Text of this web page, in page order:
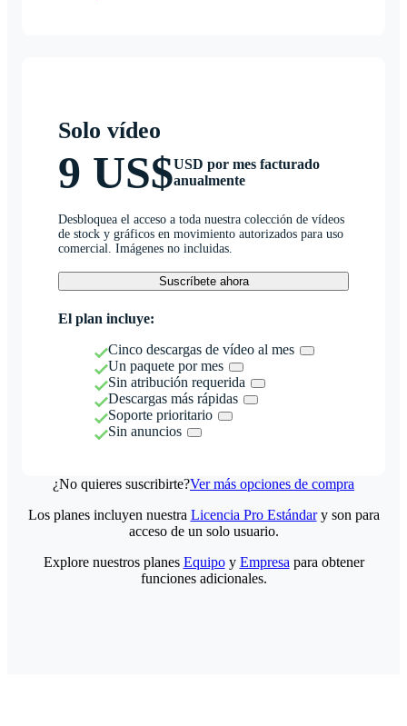
Solo vídeo
9 US$USD por mes facturado
anualmente
Desbloquea el acceso a toda nuestra colección de vídeos
de stock y gráficos en movimiento autorizados para uso
comercial. Imágenes no incluidas.
Suscríbete ahora
El plan incluye:
Cinco descargas de vídeo al mes
Un paquete por mes
Sin atribución requerida
Descargas más rápidas
Soporte prioritario
Sin anuncios
¿No quieres suscribirte?Ver más opciones de compra
Los planes incluyen nuestra Licencia Pro Estándary son para
acceso de un solo usuario.
Explore nuestros planes Equipoy Empresa para obtener
funciones adicionales.